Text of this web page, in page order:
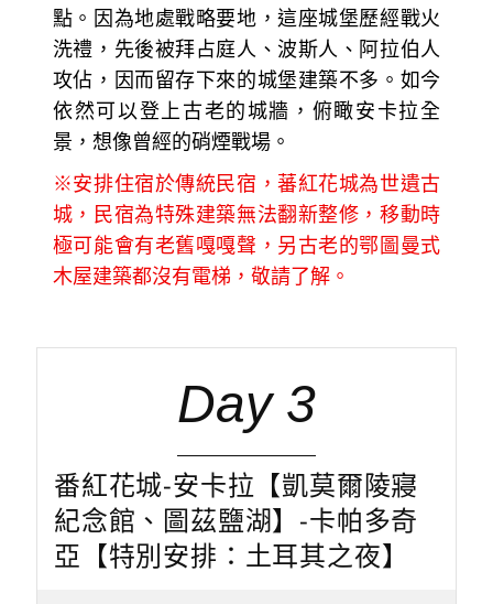
點。因為地處戰略要地，這座城堡歷經戰火
洗禮，先後被拜占庭人、波斯人、阿拉伯人
攻佔，因而留存下來的城堡建築不多。如今
依然可以登上古老的城牆，俯瞰安卡拉全
景，想像曾經的硝煙戰場。
※安排住宿於傳統民宿，蕃紅花城為世遺古
城，民宿為特殊建築無法翻新整修，移動時
極可能會有老舊嘎嘎聲，另古老的鄂圖曼式
木屋建築都沒有電梯，敬請了解。
Day 3
番紅花城-安卡拉【凱莫爾陵寢
紀念館、圖茲鹽湖】-卡帕多奇
亞【特別安排：土耳其之夜】